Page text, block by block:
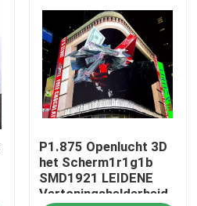
P1.875 Openlucht 3D
het Scherm1r1g1b
SMD1921 LEIDENE
Vertoningshelderheid